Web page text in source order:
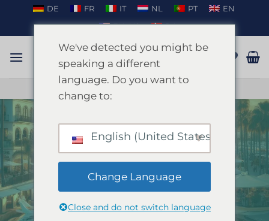
springen
DE FR IT NL PT
EN
EN_US
DA
GESPRÄCH AUF WHATSAPP
STARTSEITE / MARBELLA
FILTER
We've detected you might be
speaking a different
language. Do you want to
change to:
English (United States)
Change Language
Close and do not switch language